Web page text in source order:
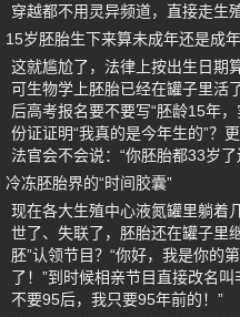
穿越都不用灵异频道，直接走生
15岁胚胎生下来算未成年还是成
这就尴尬了，法律上按出生日期
可生物学上胚胎已经在罐子里活
后高考报名要不要写“胚龄15年
份证证明“我真的是今年生的”？
法官会不会说：“你胚胎都33岁
冷冻胚胎界的“时间胶囊”
现在各大生殖中心液氮罐里躺着
世了、失联了，胚胎还在罐子里
胚”认领节目？“你好，我是你的
了！”到时候相亲节目直接改名
不要95后，我只要95年前的！”